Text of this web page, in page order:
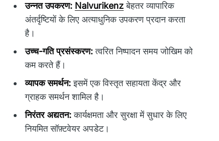
उन्नत उपकरण: Nalvurikenzबेहतर व्यापारिक
अंतर्दृष्टियों के लिए अत्याधुनिक उपकरण प्रदान करता
है।
उच्च-गति प्रसंस्करण:त्वरित निष्पादन समय जोखिम को
कम करते हैं।
व्यापक समर्थन:इसमें एक विस्तृत सहायता केंद्र और
ग्राहक समर्थन शामिल है।
निरंतर अद्यतन:कार्यक्षमता और सुरक्षा में सुधार के लिए
नियमित सॉफ़्टवेयर अपडेट।